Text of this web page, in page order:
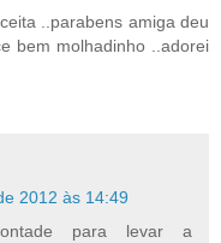
..parabens amiga deu
bem molhadinho ..adorei
2012 às 14:49
para levar a